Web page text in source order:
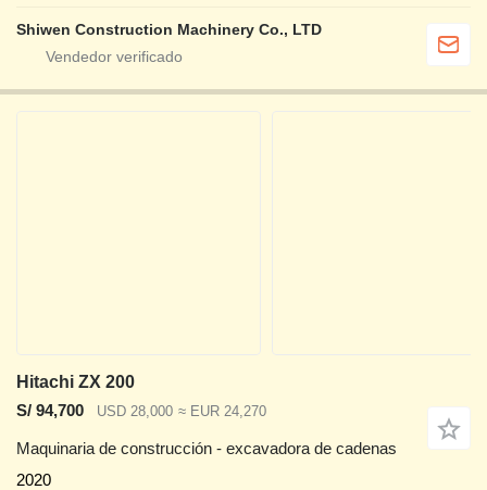
Shiwen Construction Machinery Co., LTD
Hitachi ZX 200
S/ 94,700
USD 28,000 ≈ EUR 24,270
Maquinaria de construcción - excavadora de cadenas
2020